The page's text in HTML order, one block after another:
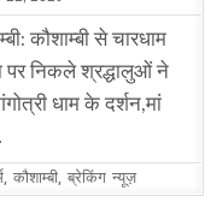
कौशाम्बी से चारधाम
पर निकले श्रद्धालुओं ने
धाम के दर्शन,मां
,कौशाम्बी,ब्रेकिंग न्यूज़